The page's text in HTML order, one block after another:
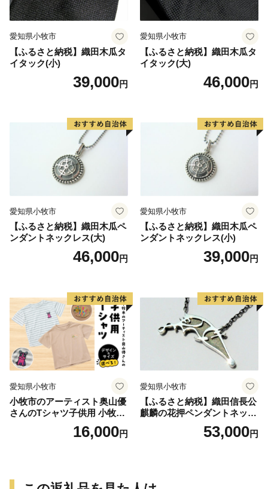
愛知県小牧市
【ふるさと納税】織田木瓜タ
イタック(小)
39,000円
愛知県小牧市
【ふるさと納税】織田木瓜タ
イタック(大)
46,000円
愛知県小牧市
【ふるさと納税】織田木瓜ペ
ンダントネックレス(大)
46,000円
愛知県小牧市
【ふるさと納税】織田木瓜ペ
ンダントネックレス(小)
39,000円
愛知県小牧市
小牧市のアーティスト奥山優
さんのTシャツ子供用 小牧市
16,000円
愛知県小牧市
【ふるさと納税】織田信長公
麒麟の花押ペンダントネック
53,000円